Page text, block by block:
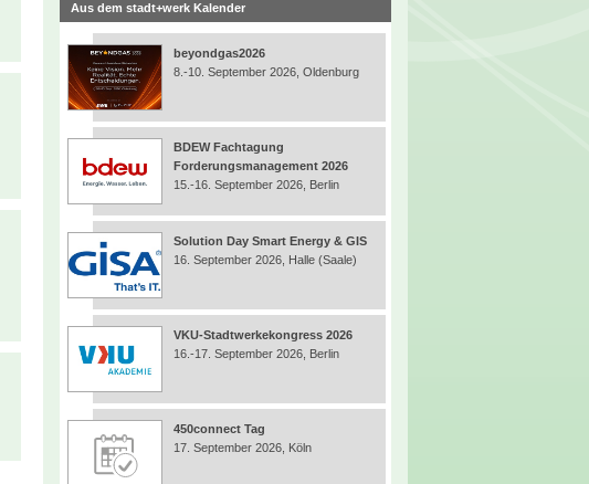
Aus dem stadt+werk Kalender
beyondgas2026
8.-10. September 2026, Oldenburg
BDEW Fachtagung
Forderungsmanagement 2026
15.-16. September 2026, Berlin
Solution Day Smart Energy & GIS
16. September 2026, Halle (Saale)
VKU-Stadtwerkekongress 2026
16.-17. September 2026, Berlin
450connect Tag
17. September 2026, Köln